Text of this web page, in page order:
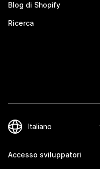
Blog di Shopify
Ricerca
Accesso sviluppatori